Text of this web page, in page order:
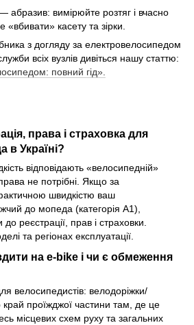
абразив: вимірюйте розтяг і вчасно
касету та зірки.
з догляду за електровелосипедом
всіх вузлів дивіться нашу статтю:
повний гід».
права і страховка для
в Україні?
відповідають «велосипедній»
права не потрібні. Якщо за
швидкістю ваш
до мопеда (категорія A1),
реєстрації, прав і страховки.
та регіонах експлуатації.
на e-bike і чи є обмеження
велосипедистів: велодоріжки/
край проїжджої частини там, де це
місцевих схем руху та загальних